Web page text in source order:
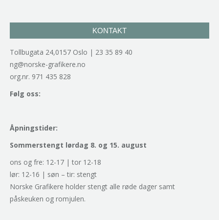
KONTAKT
Tollbugata 24,0157 Oslo | 23 35 89 40
ng@norske-grafikere.no
org.nr. 971 435 828
Følg oss:
Åpningstider:
Sommerstengt lørdag 8. og 15. august
ons og fre: 12-17 | tor 12-18
lør: 12-16 | søn – tir: stengt
Norske Grafikere holder stengt alle røde dager samt
påskeuken og romjulen.